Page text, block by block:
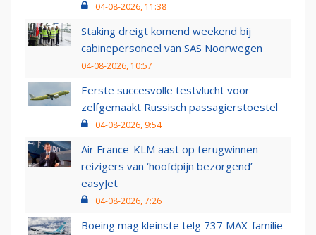
04-08-2026, 11:38
Staking dreigt komend weekend bij
cabinepersoneel van SAS Noorwegen
04-08-2026, 10:57
Eerste succesvolle testvlucht voor
zelfgemaakt Russisch passagierstoestel
04-08-2026, 9:54
Air France-KLM aast op terugwinnen
reizigers van ‘hoofdpijn bezorgend’
easyJet
04-08-2026, 7:26
Boeing mag kleinste telg 737 MAX-familie